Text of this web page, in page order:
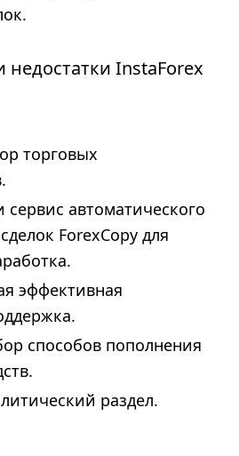
InstaForex
торговых
автоматического
ForexCopy для
эффективная
способов пополнения
раздел.